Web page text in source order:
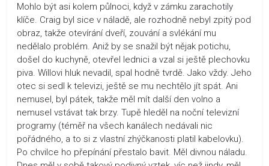
Mohlo být asi kolem půlnoci, když v zámku zarachotily
klíče. Craig byl sice v náladě, ale rozhodně nebyl zpitý pod
obraz, takže otevírání dveří, zouvání a svlékání mu
nedělalo problém. Aniž by se snažil být nějak potichu,
došel do kuchyně, otevřel lednici a vzal si ještě plechovku
piva. Willovi hluk nevadil, spal hodně tvrdě. Jako vždy. Jeho
otec si sedl k televizi, ještě se mu nechtělo jít spát. Ani
nemusel, byl pátek, takže měl mít další den volno a
nemusel vstávat tak brzy. Tupě hleděl na noční televizní
programy (téměř na všech kanálech nedávali nic
pořádného, a to si z vlastní zhýčkanosti platil kabelovku).
Po chvilce ho přepínání přestalo bavit. Měl divnou náladu.